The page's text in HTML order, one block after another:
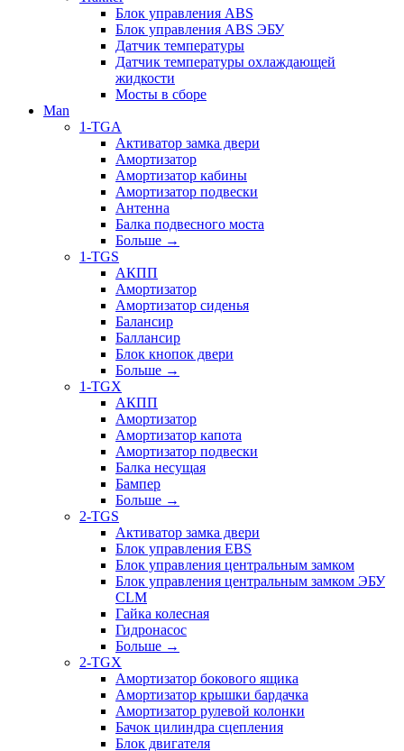
Блок управления ABS
Блок управления ABS ЭБУ
Датчик температуры
Датчик температуры охлаждающей
жидкости
Мосты в сборе
Man
1-TGA
Активатор замка двери
Амортизатор
Амортизатор кабины
Амортизатор подвески
Антенна
Балка подвесного моста
Больше →
1-TGS
АКПП
Амортизатор
Амортизатор сиденья
Балансир
Баллансир
Блок кнопок двери
Больше →
1-TGX
АКПП
Амортизатор
Амортизатор капота
Амортизатор подвески
Балка несущая
Бампер
Больше →
2-TGS
Активатор замка двери
Блок управления EBS
Блок управления центральным замком
Блок управления центральным замком ЭБУ
CLM
Гайка колесная
Гидронасос
Больше →
2-TGX
Амортизатор бокового ящика
Амортизатор крышки бардачка
Амортизатор рулевой колонки
Бачок цилиндра сцепления
Блок двигателя